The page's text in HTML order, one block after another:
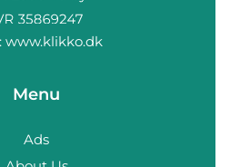
www.klikko.dk
Menu
Ads